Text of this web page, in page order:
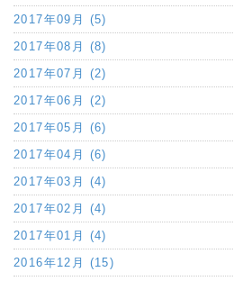
2017年09月 (5)
2017年08月 (8)
2017年07月 (2)
2017年06月 (2)
2017年05月 (6)
2017年04月 (6)
2017年03月 (4)
2017年02月 (4)
2017年01月 (4)
2016年12月 (15)